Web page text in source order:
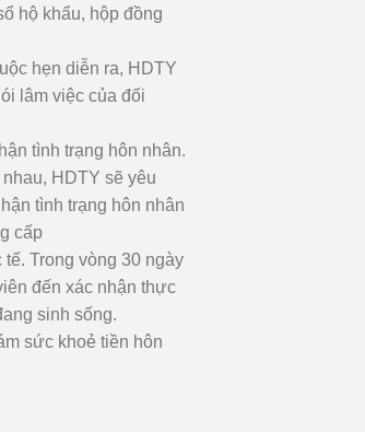
hộ khẩu, hộp đồng
hẹn diễn ra, HDTY
lâm việc của đối
tình trạng hôn nhân.
HDTY sẽ yêu
tình trạng hôn nhân
cấp
Trong vòng 30 ngày
đến xác nhận thực
sinh sống.
sức khoẻ tiền hôn